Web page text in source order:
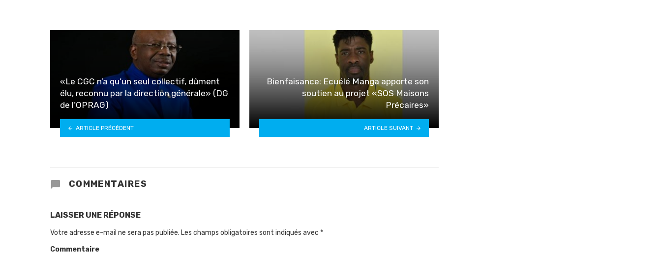
«Le CGC n’a qu’un seul collectif, dûment
élu, reconnu par la direction générale» (DG
de l’OPRAG)
ARTICLE PRÉCÉDENT
Bienfaisance: Ecuélé Manga apporte son
soutien au projet «SOS Maisons
Précaires»
ARTICLE SUIVANT
COMMENTAIRES
LAISSER UNE RÉPONSE
Votre adresse e-mail ne sera pas publiée. Les champs obligatoires sont indiqués avec *
Commentaire